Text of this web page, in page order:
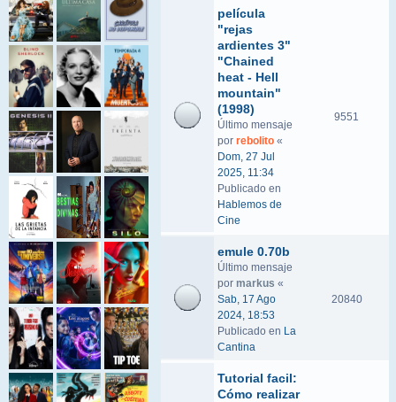
película
"rejas
ardientes 3"
"Chained
heat - Hell
mountain"
(1998)
Último mensaje
por rebolito «
Dom, 27 Jul
2025, 11:34
Publicado en
Hablemos de
Cine
9551
emule 0.70b
Último mensaje
por markus «
Sab, 17 Ago
2024, 18:53
Publicado en La
Cantina
20840
Tutorial facil:
Cómo realizar